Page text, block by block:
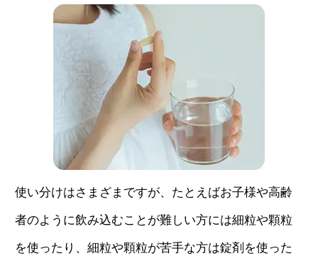
使い分けはさまざまですが、たとえばお子様や高齢
者のように飲み込むことが難しい方には細粒や顆粒
を使ったり、細粒や顆粒が苦手な方は錠剤を使った